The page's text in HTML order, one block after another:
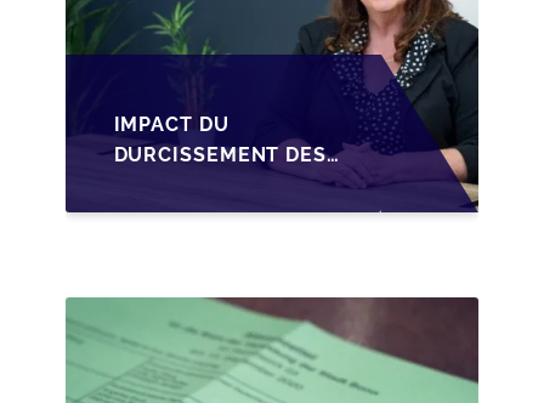
IMPACT DU
DURCISSEMENT DES
CRÉDIT SUR LA